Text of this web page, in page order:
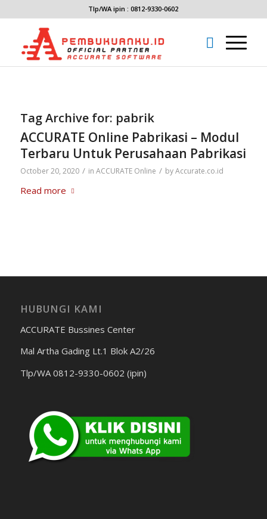
Tlp/WA ipin : 0812-9330-0602
Tag Archive for: pabrik
ACCURATE Online Pabrikasi – Modul
Terbaru Untuk Perusahaan Pabrikasi
October 20, 2020 / in ACCURATE Online / byAccurate.co.id
Read more
HUBUNGI KAMI
ACCURATE Bussines Center
Mal Artha Gading Lt.1 Blok A2/26
Tlp/WA 0812-9330-0602 (ipin)